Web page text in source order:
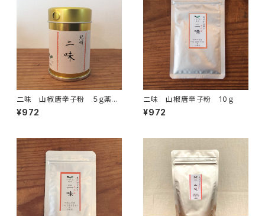
二味 山椒唐辛子粉 ５ｇ薬味
缶付き
¥972
二味 山椒唐辛子粉 10ｇ
¥972